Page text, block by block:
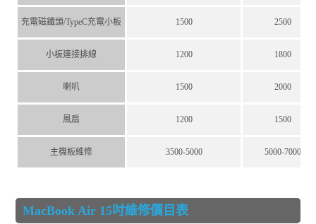
充電磁鐵頭/TypeC充電小板 1500 2500
小板連接排線 1200 1800
喇叭 1500 2000
風扇 1200 1500
主機板維修 3500-5000 5000-7000
MacBook Air 15吋維修價目表